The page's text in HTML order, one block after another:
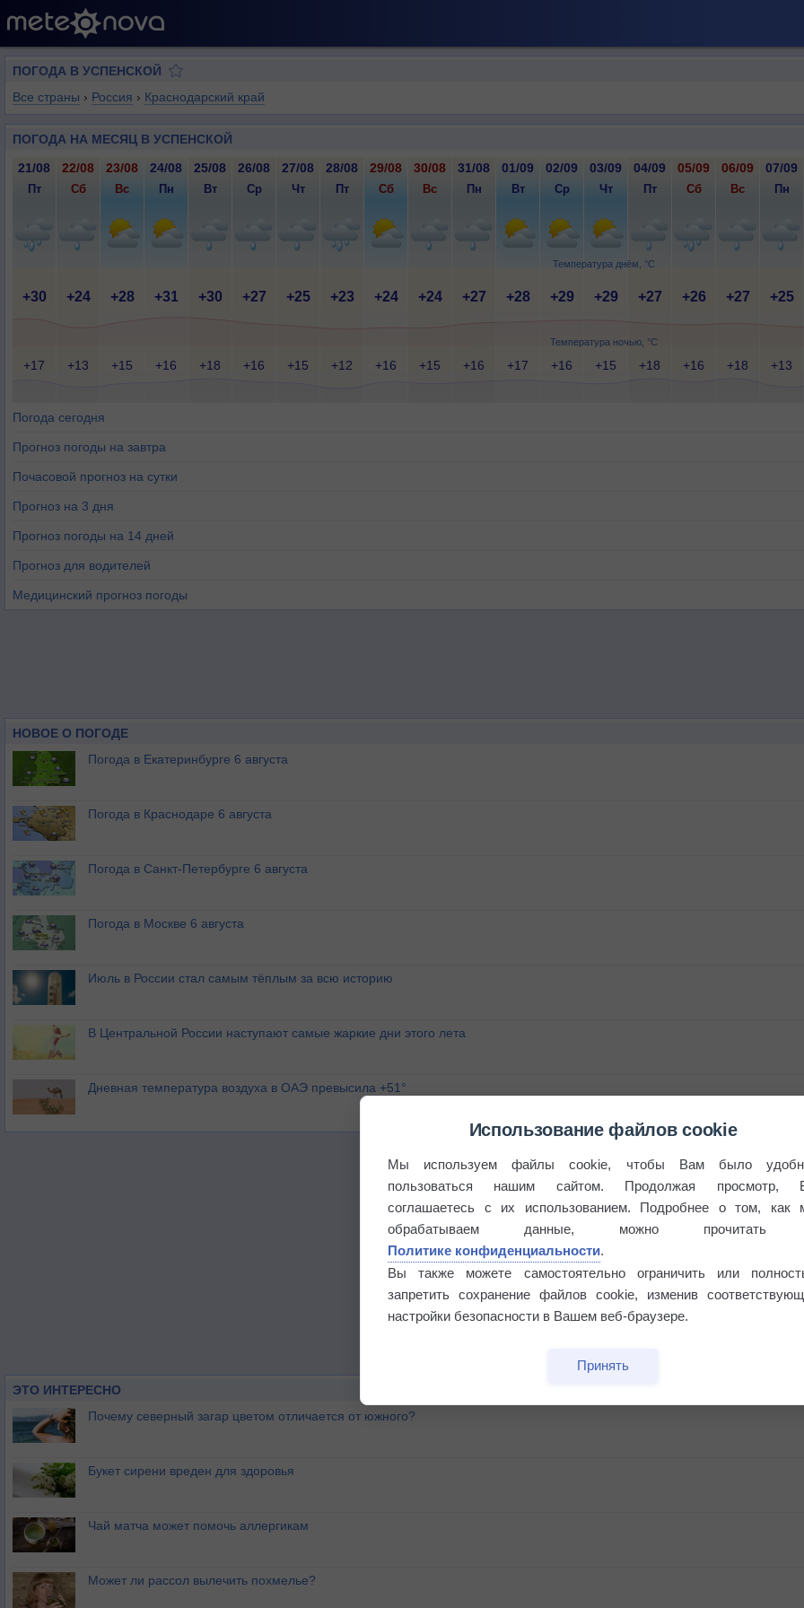
ПОГОДА В УСПЕНСКОЙ
Все страны › Россия › Краснодарский край
ПОГОДА НА МЕСЯЦ В УСПЕНСКОЙ
Температура днём, °C
Температура ночью, °C
21/08 22/08 23/08 24/08 25/08 26/08 27/08 28/08 29/08 30/08 31/08 01/09 02/09 03/09 04/09 05/09 06/09 07/09
Пт Сб Вс Пн Вт Ср Чт Пт Сб Вс Пн Вт Ср Чт Пт Сб Вс Пн
+30 +24 +28 +31 +30 +27 +25 +23 +24 +24 +27 +28 +29 +29 +27 +26 +27 +25
+17 +13 +15 +16 +18 +16 +15 +12 +16 +15 +16 +17 +16 +15 +18 +16 +18 +13
Погода сегодня
Прогноз погоды на завтра
Почасовой прогноз на сутки
Прогноз на 3 дня
Прогноз погоды на 14 дней
Прогноз для водителей
Медицинский прогноз погоды
НОВОЕ О ПОГОДЕ
Погода в Екатеринбурге 6 августа
Погода в Краснодаре 6 августа
Погода в Санкт-Петербурге 6 августа
Погода в Москве 6 августа
Июль в России стал самым тёплым за всю историю
В Центральной России наступают самые жаркие дни этого лета
Дневная температура воздуха в ОАЭ превысила +51°
ЭТО ИНТЕРЕСНО
Почему северный загар цветом отличается от южного?
Букет сирени вреден для здоровья
Чай матча может помочь аллергикам
Может ли рассол вылечить похмелье?
Использование файлов cookie
Мы используем файлы cookie, чтобы Вам было
пользоваться нашим сайтом. Продолжая просмотр,
соглашаетесь с их использованием. Подробнее о том, как
обрабатываем данные, можно прочитать
Политике конфиденциальности.
Вы также можете самостоятельно ограничить или
запретить сохранение файлов cookie, изменив
настройки безопасности в Вашем веб-браузере.
Принять